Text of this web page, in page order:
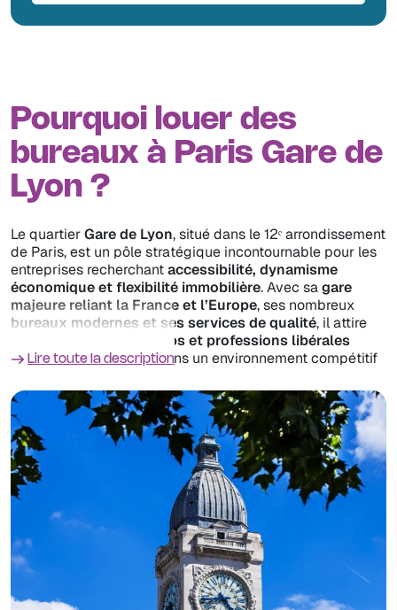
Pourquoi louer des
bureaux à Paris Gare de
Lyon ?
Le quartierGare de Lyon, situé dans le 12ᵉ arrondissement
de Paris, est un pôle stratégique incontournable pour les
entreprises recherchantaccessibilité, dynamisme
économique et flexibilité immobilière. Avec sagare
majeure reliant la France et l’Europe, ses nombreux
bureaux modernes et ses services de qualité, il attire
grands groupes, startups et professions libérales
souhaitant s’implanter dans un environnement compétitif
Louer un bureau àGare de Lyon, c’est choisirun quartier
d’affaires en pleine croissance , bénéficiant d’une
excellente connectivitéet d’un cadre de travail équilibré
entre activité professionnelle et espaces verts.
📍 Les secteurs clés de Gare de Lyon
Rue de Bercy & Rue de Lyon: Idéal pour les
entreprises cherchant desimmeubles de bureaux
modernes
, avec un accès direct à la gare.
: Un pôle économique en plein essor,
accueillant
grands sièges sociaux et entreprises
Lire toute la description